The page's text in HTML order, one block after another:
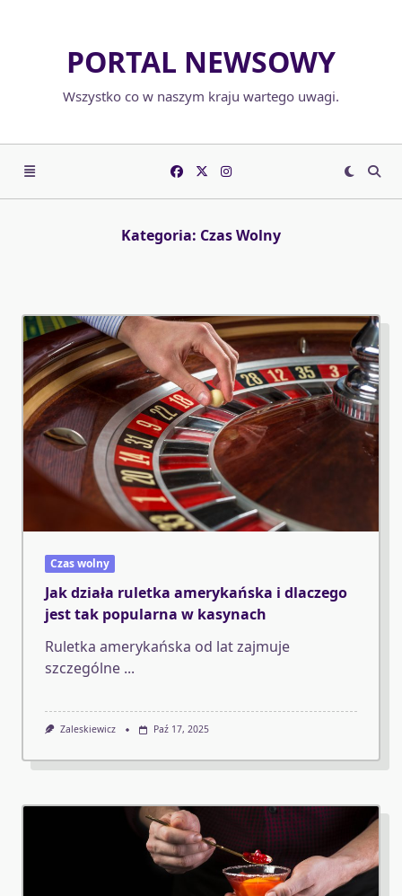
PORTAL NEWSOWY
Wszystko co w naszym kraju wartego uwagi.
Kategoria: Czas Wolny
Czas wolny
Jak działa ruletka amerykańska i dlaczego
jest tak popularna w kasynach
Ruletka amerykańska od lat zajmuje
szczególne ...
Zaleskiewicz Paź 17, 2025